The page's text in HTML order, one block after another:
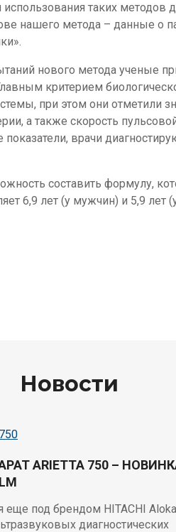
таких методов
нашего метода – данные о
нового метода ученые
критерием
при этом они
а также скорость
врачи
составить формулу,
6,9 лет (у мужчин) и 5,9 лет
Новости
ARIETTA 750 –
еще под брендом HITACHI Aloka
диагностических